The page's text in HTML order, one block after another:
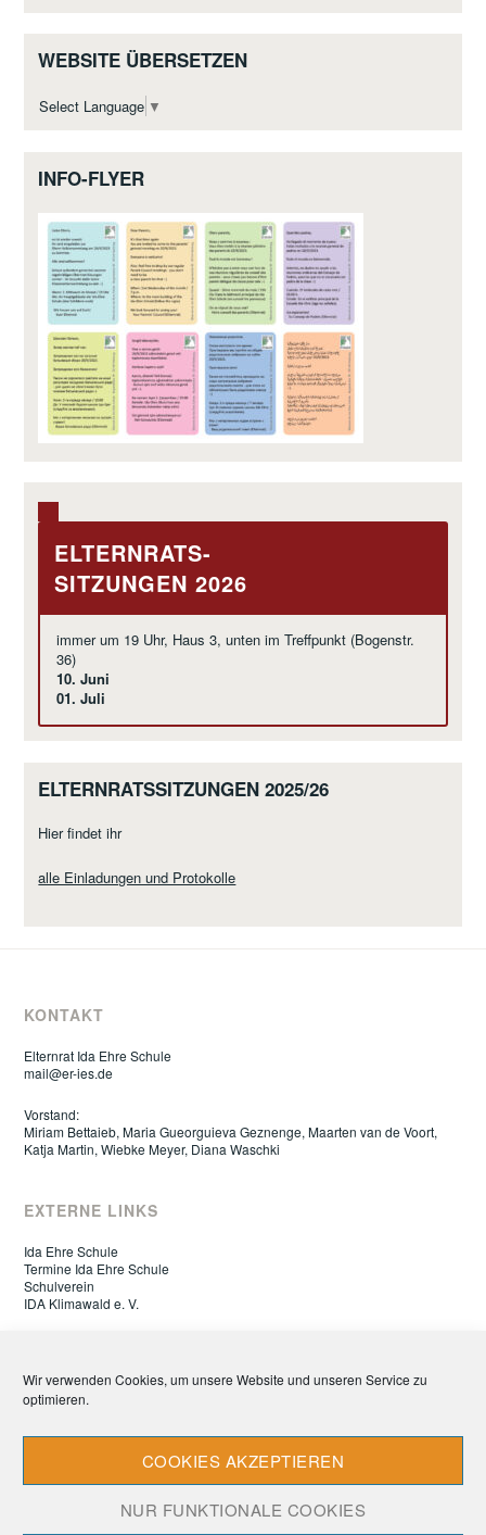
Wir verwenden Cookies, um unsere Website und unseren Service zu
optimieren.
COOKIES AKZEPTIEREN
NUR FUNKTIONALE COOKIES
WEBSITE ÜBERSETZEN
Select Language ▼
INFO-FLYER
ELTERNRATS-
SITZUNGEN 2026
immer um 19 Uhr, Haus 3, unten im Treffpunkt (Bogenstr.
36)
10. Juni
01. Juli
ELTERNRATSSITZUNGEN 2025/26
Hier findet ihr
alle Einladungen und Protokolle
KONTAKT
Elternrat Ida Ehre Schule
mail@er-ies.de
Vorstand:
Miriam Bettaieb, Maria Gueorguieva Geznenge, Maarten van de Voort,
Katja Martin, Wiebke Meyer, Diana Waschki
EXTERNE LINKS
Ida Ehre Schule
Termine Ida Ehre Schule
Schulverein
IDA Klimawald e. V.
Datenschutz
Cookie-Richtlinie (EU)